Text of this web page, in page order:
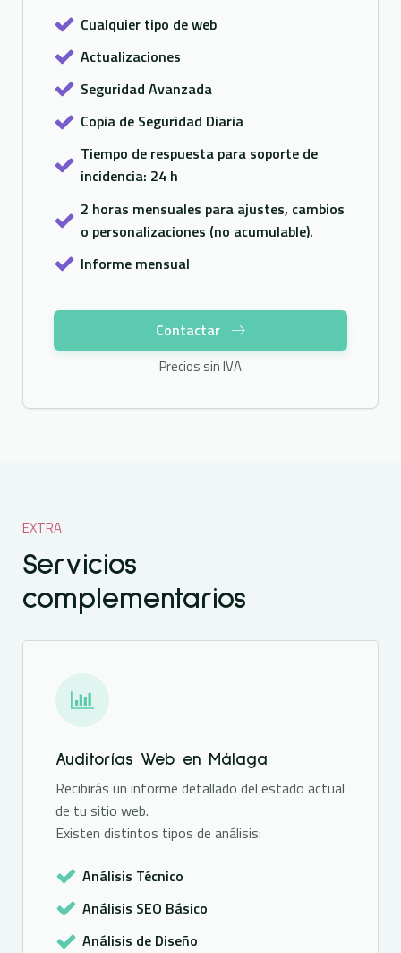
Cualquier tipo de web
Actualizaciones
Seguridad Avanzada
Copia de Seguridad Diaria
Tiempo de respuesta para soporte de
incidencia: 24 h
2 horas mensuales para ajustes, cambios
o personalizaciones (no acumulable).
Informe mensual
Contactar
Precios sin IVA
EXTRA
Servicios
complementarios
Auditorías Web en Málaga
Recibirás un informe detallado del estado actual
de tu sitio web.
Existen distintos tipos de análisis:
Análisis Técnico
Análisis SEO Básico
Análisis de Diseño